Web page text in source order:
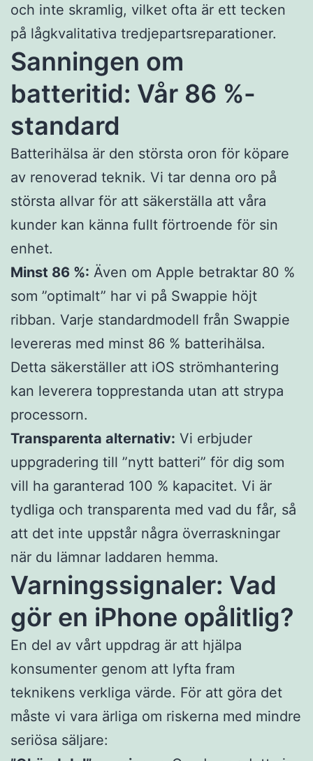
och inte skramlig, vilket ofta är ett tecken
på lågkvalitativa tredjepartsreparationer.
Sanningen om
batteritid: Vår 86 %-
standard
Batterihälsa är den största oron för köpare
av renoverad teknik. Vi tar denna oro på
största allvar för att säkerställa att våra
kunder kan känna fullt förtroende för sin
enhet.
Minst 86 %: Även om Apple betraktar 80 %
som ”optimalt” har vi på Swappie höjt
ribban. Varje standardmodell från Swappie
levereras med minst 86 % batterihälsa.
Detta säkerställer att iOS strömhantering
kan leverera topprestanda utan att strypa
processorn.
Transparenta alternativ: Vi erbjuder
uppgradering till ”nytt batteri” för dig som
vill ha garanterad 100 % kapacitet. Vi är
tydliga och transparenta med vad du får, så
att det inte uppstår några överraskningar
när du lämnar laddaren hemma.
Varningssignaler: Vad
gör en iPhone opålitlig?
En del av vårt uppdrag är att hjälpa
konsumenter genom att lyfta fram
teknikens verkliga värde. För att göra det
måste vi vara ärliga om riskerna med mindre
seriösa säljare: